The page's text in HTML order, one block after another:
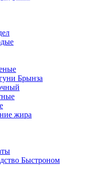
Брынза
жира
Быстроном